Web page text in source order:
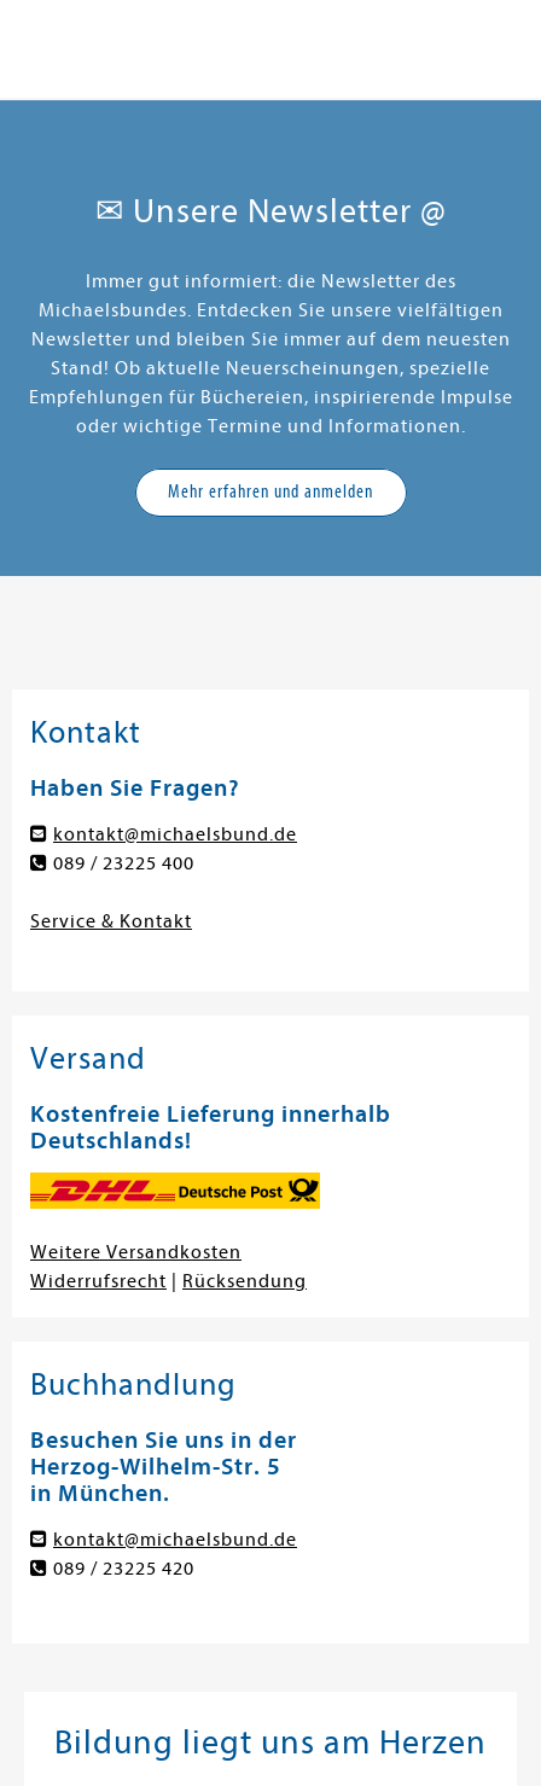
✉ Unsere Newsletter @
Immer gut informiert: die Newsletter des
Michaelsbundes. Entdecken Sie unsere vielfältigen
Newsletter und bleiben Sie immer auf dem neuesten
Stand! Ob aktuelle Neuerscheinungen, spezielle
Empfehlungen für Büchereien, inspirierende Impulse
oder wichtige Termine und Informationen.
Mehr erfahren und anmelden
Kontakt
Haben Sie Fragen?
kontakt@michaelsbund.de
089 / 23225 400
Service & Kontakt
Versand
Kostenfreie Lieferung innerhalb
Deutschlands!
Weitere Versandkosten
Widerrufsrecht
Rücksendung
Buchhandlung
Besuchen Sie uns in der
Herzog-Wilhelm-Str. 5
in München.
kontakt@michaelsbund.de
089 / 23225 420
Bildung liegt uns am Herzen